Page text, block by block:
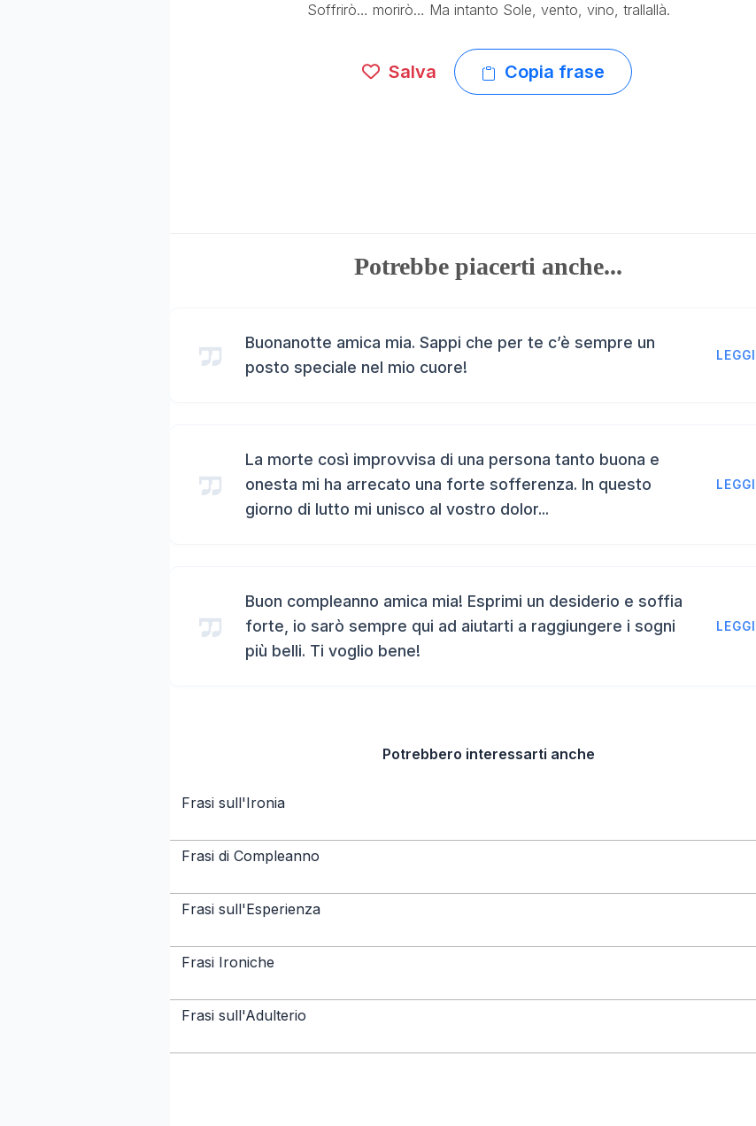
Soffrirò… morirò… Ma intanto Sole, vento, vino, trallallà.
Salva Copia frase
Potrebbe piacerti anche...
Buonanotte amica mia. Sappi che per te c’è sempre un
posto speciale nel mio cuore!
LEGGI
La morte così improvvisa di una persona tanto buona e
onesta mi ha arrecato una forte sofferenza. In questo
giorno di lutto mi unisco al vostro dolor...
LEGGI
Buon compleanno amica mia! Esprimi un desiderio e soffia
forte, io sarò sempre qui ad aiutarti a raggiungere i sogni
più belli. Ti voglio bene!
LEGGI
Potrebbero interessarti anche
Frasi sull'Ironia
Frasi di Compleanno
Frasi sull'Esperienza
Frasi Ironiche
Frasi sull'Adulterio